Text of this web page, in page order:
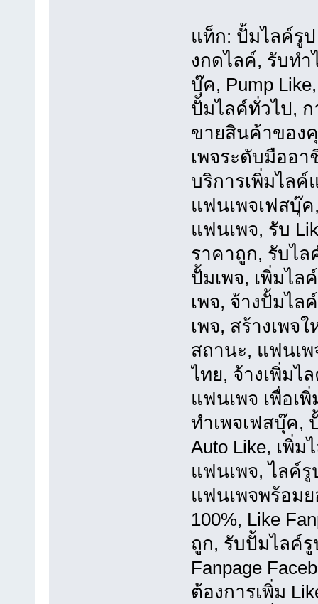
แท็ก: ปั้มไลค์รูป
งกดไลค์, รับทำ
บุ๊ค, Pump
ปั้มไลค์ทั่วไป, ก
ขายสินค้าของ
เพจระดับมืออ
บริการเพิ่มไลค์
แฟนเพจเฟสบุ๊
แฟนเพจ, รับ
ราคาถูก, รับไ
ปั้มเพจ, เพิ่มไ
เพจ, จ้างปั้มไ
เพจ, สร้างเพจ
สถานะ, แฟนเ
ไทย, จ้างเพิ่มไ
แฟนเพจ เพื่อเ
ทำเพจเฟสบุ๊ค,
Auto Like, เพิ่
แฟนเพจ, ไลค์รู
แฟนเพจพร้อม
100%, Like
ถูก, รับปั้มไลค์รู
Fanpage
ต้องการเพิ่ม